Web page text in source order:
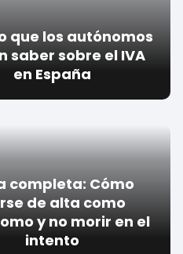
que los autónomos
saber sobre el IVA
en España
completa: Cómo
de alta como
y no morir en el
intento